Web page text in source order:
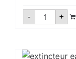
- quantité
+